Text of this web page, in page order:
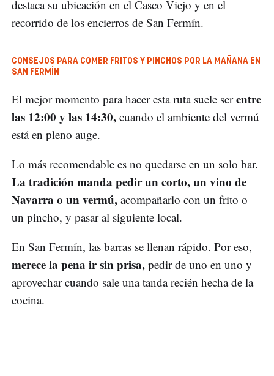
destaca su ubicación en el Casco Viejo y en el
recorrido de los encierros de San Fermín.
CONSEJOS PARA COMER FRITOS Y PINCHOS POR LA MAÑANA EN
SAN FERMÍN
El mejor momento para hacer esta ruta suele serentre
las 12:00 y las 14:30, cuando el ambiente del vermú
está en pleno auge.
Lo más recomendable es no quedarse en un solo bar.
La tradición manda pedir un corto, un vino de
Navarra o un vermú, acompañarlo con un frito o
un pincho, y pasar al siguiente local.
En San Fermín, las barras se llenan rápido. Por eso,
merece la pena ir sin prisa, pedir de uno en uno y
aprovechar cuando sale una tanda recién hecha de la
cocina.